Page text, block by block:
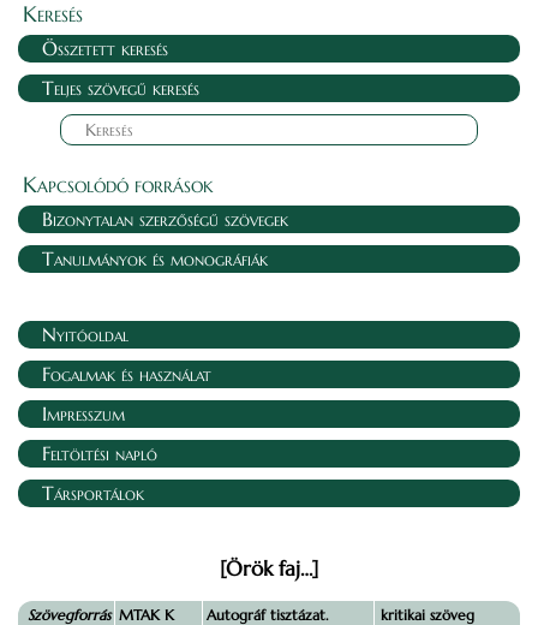
Keresés
Összetett keresés
Teljes szövegű keresés
Kapcsolódó források
Bizonytalan szerzőségű szövegek
Tanulmányok és monográfiák
Nyitóoldal
Fogalmak és használat
Impresszum
Feltöltési napló
Társportálok
[Örök faj…]
Szövegforrás MTAK K
Autográf tisztázat.
kritikai szöveg